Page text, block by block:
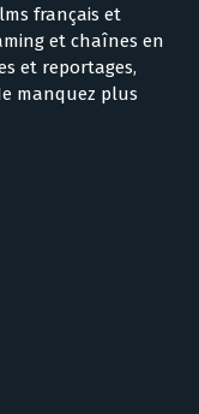
français et
et chaînes en
et reportages,
manquez plus